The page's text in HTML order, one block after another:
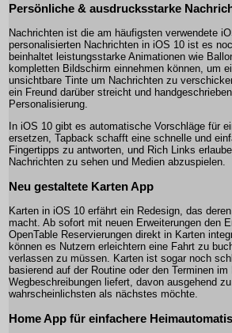
Persönliche & ausdrucksstarke
Nachrichten ist die am häufigsten verwendete
personalisierten Nachrichten in iOS 10 ist es
beinhaltet leistungsstarke Animationen wie
kompletten Bildschirm einnehmen können, um
unsichtbare Tinte um Nachrichten zu
ein Freund darüber streicht und
Personalisierung.
In iOS 10 gibt es automatische Vorschläge für
ersetzen, Tapback schafft eine schnelle und
Fingertipps zu antworten, und Rich Links
Nachrichten zu sehen und Medien abzuspielen.
Neu gestaltete Karten App
Karten in iOS 10 erfährt ein Redesign, das
macht. Ab sofort mit neuen Erweiterungen den
OpenTable Reservierungen direkt in Karten
können es Nutzern erleichtern eine Fahrt zu
verlassen zu müssen. Karten ist sogar noch
basierend auf der Routine oder den Terminen
Wegbeschreibungen liefert, davon ausgehend
wahrscheinlichsten als nächstes möchte.
Home App für einfachere